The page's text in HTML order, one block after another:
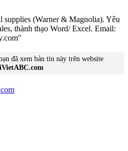
supplies (Warner & Magnolia). Yêu
thành thạo Word/ Excel. Email:
"
đã xem bản tin này trên website